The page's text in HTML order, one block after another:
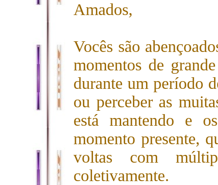
Amados,
Vocês são
momentos de
durante um período
ou perceber as
está mantendo e
momento presente,
voltas com
coletivamente.